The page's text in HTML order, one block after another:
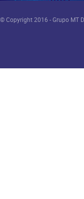
© Copyright 2016 - Grupo MT